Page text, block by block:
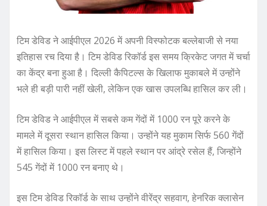
टिम डेविड ने आईपीएल 2026 में अपनी विस्फोटक बल्लेबाजी से नया
इतिहास रच दिया है। टिम डेविड रिकॉर्ड इस समय क्रिकेट जगत में चर्चा
का केंद्र बना हुआ है। दिल्ली कैपिटल्स के खिलाफ मुकाबले में उन्होंने
भले ही बड़ी पारी नहीं खेली, लेकिन एक खास उपलब्धि हासिल कर ली।
टिम डेविड ने आईपीएल में सबसे कम गेंदों में 1000 रन पूरे करने के
मामले में दूसरा स्थान हासिल किया। उन्होंने यह मुकाम सिर्फ 560 गेंदों
में हासिल किया। इस लिस्ट में पहले स्थान पर आंद्रे रसेल हैं, जिन्होंने
545 गेंदों में 1000 रन बनाए थे।
इस टिम डेविड रिकॉर्ड के साथ उन्होंने वीरेंद्र सहवाग, हेनरिक क्लासेन